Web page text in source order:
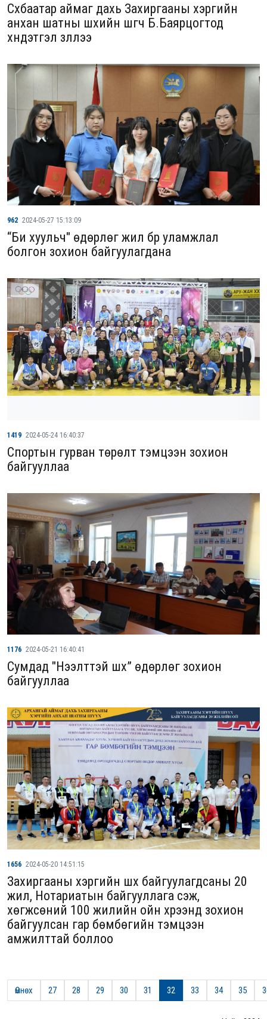
Сүхбаатар аймаг дахь Захиргааны хэргийн
анхан шатны шүүхийн шүүгч Б.Баярцогтод
хүндэтгэл үзүүллээ
962 2024-05-27 15:13:09
“Би хуульч" өдөрлөг жил бүр уламжлал
болгон зохион байгуулагдана
1419 2024-05-24 16:40:37
Спортын гурван төрөлт тэмцээн зохион
байгууллаа
1176 2024-05-21 16:40:41
Сумдад "Нээлттэй шүүх” өдөрлөг зохион
байгууллаа
1656 2024-05-20 14:51:15
Захиргааны хэргийн шүүх байгуулагдсаны 20
жил, Нотариатын байгууллага үүсэж,
хөгжсөний 100 жилийн ойн хүрээнд зохион
байгуулсан гар бөмбөгийн тэмцээн
амжилттай боллоо
Өмнөх 27 28 29 30 31 32 33 34 35